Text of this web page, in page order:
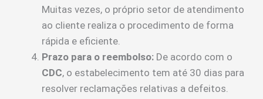
Muitas vezes, o próprio setor de atendimento
ao cliente realiza o procedimento de forma
rápida e eficiente.
Prazo para o reembolso: De acordo com o
CDC, o estabelecimento tem até 30 dias para
resolver reclamações relativas a defeitos.